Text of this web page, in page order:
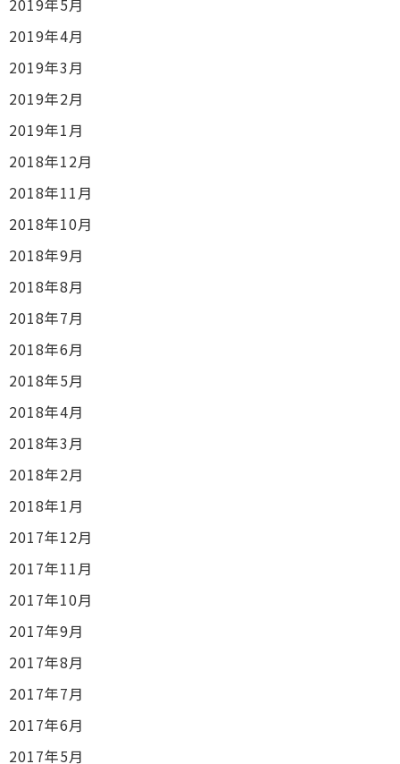
2019年5月
2019年4月
2019年3月
2019年2月
2019年1月
2018年12月
2018年11月
2018年10月
2018年9月
2018年8月
2018年7月
2018年6月
2018年5月
2018年4月
2018年3月
2018年2月
2018年1月
2017年12月
2017年11月
2017年10月
2017年9月
2017年8月
2017年7月
2017年6月
2017年5月